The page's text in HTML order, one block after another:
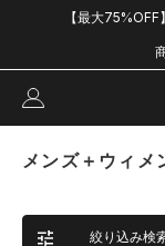
【最大
メンズ＋ウィメ
絞り込み検